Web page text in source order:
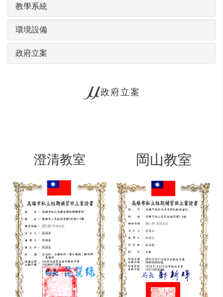
教學系統
環境設備
政府立案
政府立案
澄清教室 岡山教室